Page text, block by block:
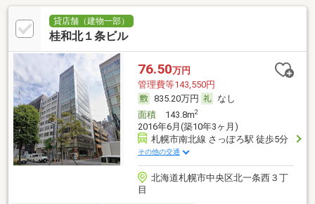
貸店舗（建物一部）
桂和北１条ビル
76.50万円
管理費等143,550円
835.20万円
なし
面積143.8m2
2016年6月(築10年3ヶ月)
札幌市南北線 さっぽろ駅 徒歩5分
その他の交通
北海道札幌市中央区北一条西３丁
目